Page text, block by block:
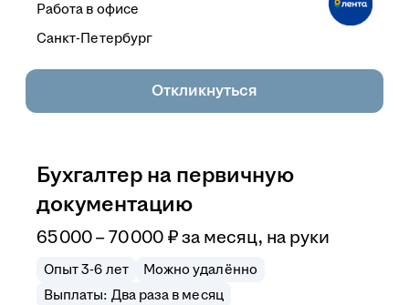
Работа в офисе
Санкт-Петербург
Откликнуться
Бухгалтер на первичную
документацию
65 000–70 000 ₽ за месяц, на руки
Опыт 3-6 лет
Можно удалённо
Выплаты: Два раза в месяц